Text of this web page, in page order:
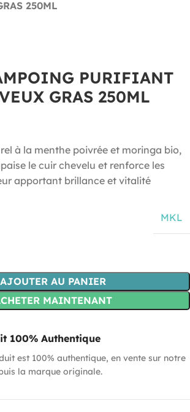
250ML
PURIFIANT
GRAS 250ML
à la menthe poivrée et moringa bio,
le cuir chevelu et renforce les
apportant brillance et vitalité
MKL
AJOUTER AU PANIER
MAINTENANT
100% Authentique
est 100% authentique, en vente sur notre
la marque originale.